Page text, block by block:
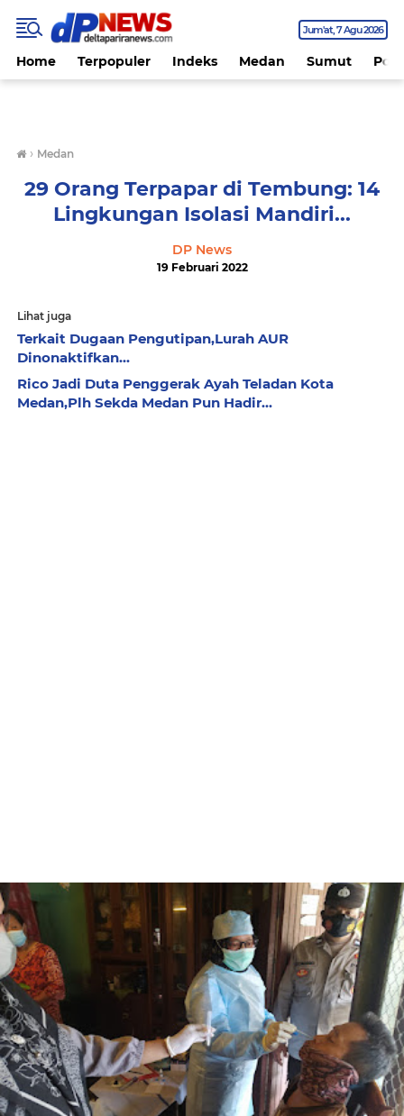
Jum'at 7 Agu 2026
Home Terpopuler Indeks Medan Sumut
› Medan
29 Orang Terpapar di Tembung: 14
Lingkungan Isolasi Mandiri...
DP News
19 Februari 2022
Lihat juga
Terkait Dugaan Pengutipan,Lurah AUR
Dinonaktifkan...
Rico Jadi Duta Penggerak Ayah Teladan Kota
Medan,Plh Sekda Medan Pun Hadir...